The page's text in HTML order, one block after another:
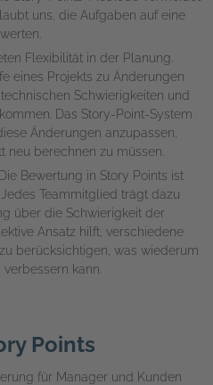
uns, die Aufgaben auf eine
Flexibilität in der Planung.
eines Projekts zu Änderungen
Schwierigkeiten und
Das Story-Point-System
Änderungen anzupassen,
berechnen zu müssen.
Die Bewertung in Story Points ist
Teammitglied trägt dazu
über die Schwierigkeit der
Ansatz hilft, verschiedene
berücksichtigen, was wiederum
kann.
Points
für Manager und Kunden